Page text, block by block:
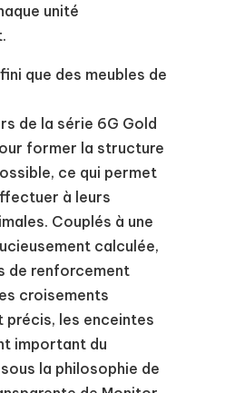
unité
que des meubles de
de la série 6G Gold
former la structure
ce qui permet
à leurs
Couplés à une
calculée,
de renforcement
croisements
précis, les enceintes
important du
la philosophie de